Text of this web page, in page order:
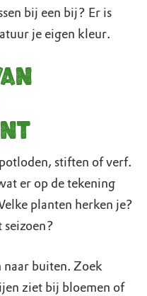
bij een bij? Er is
je eigen kleur.
stiften of verf.
er op de tekening
planten herken je?
seizoen?
naar buiten. Zoek
ziet bij bloemen of